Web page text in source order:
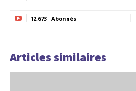
12,673 Abonnés
Articles similaires